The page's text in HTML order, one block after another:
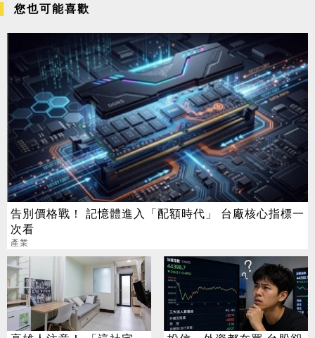
您也可能喜歡
告別價格戰！ 記憶體進入「配額時代」 台廠核心指標一
次看
產業